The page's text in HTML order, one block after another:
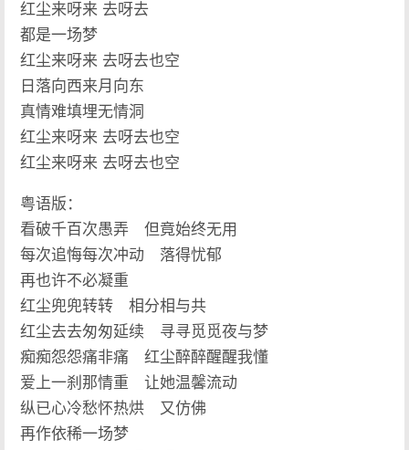
红尘来呀来 去呀去
都是一场梦
红尘来呀来 去呀去也空
日落向西来月向东
真情难填埋无情洞
红尘来呀来 去呀去也空
红尘来呀来 去呀去也空
粤语版：
看破千百次愚弄 但竟始终无用
每次追悔每次冲动 落得忧郁
再也许不必凝重
红尘兜兜转转 相分相与共
红尘去去匆匆延续 寻寻觅觅夜与梦
痴痴怨怨痛非痛 红尘醉醉醒醒我懂
爱上一刹那情重 让她温馨流动
纵已心冷愁怀热烘 又仿佛
再作依稀一场梦